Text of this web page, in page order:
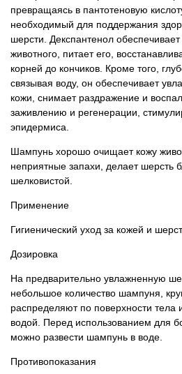
превращаясь в пантотеновую
необходимый для поддержания
шерсти. Декспантенол
животного, питает его,
корней до кончиков. Кроме того,
связывая воду, он обеспечивает
кожи, снимает раздражение и
заживлению и регенерации,
эпидермиса.
Шампунь хорошо очищает кожу
неприятные запахи, делает шерсть
шелковистой.
Применение
Гигиенический уход за кожей и
Дозировка
На предварительно увлажненную
небольшое количество шампуня,
распределяют по поверхности
водой. Перед использованием для
можно развести шампунь в воде.
Противопоказания